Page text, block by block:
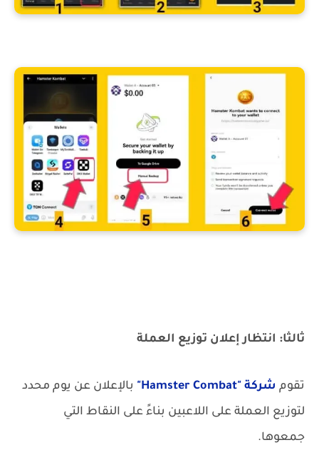
ثالثا: انتظار إعلان توزيع العملة
تقوم شركة "Hamster Combat"
بالإعلان عن يوم محدد
لتوزيع العملة على اللاعبين بناءً على النقاط التي
جمعوها.